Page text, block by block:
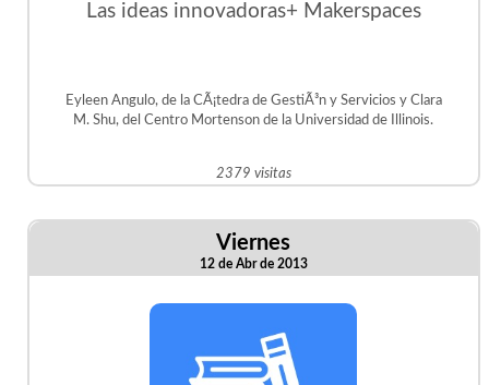
Las ideas innovadoras+ Makerspaces
Eyleen Angulo, de la CÃ¡tedra de GestiÃ³n y Servicios y Clara
M. Shu, del Centro Mortenson de la Universidad de Illinois.
2379 visitas
Viernes
12 de Abr de 2013